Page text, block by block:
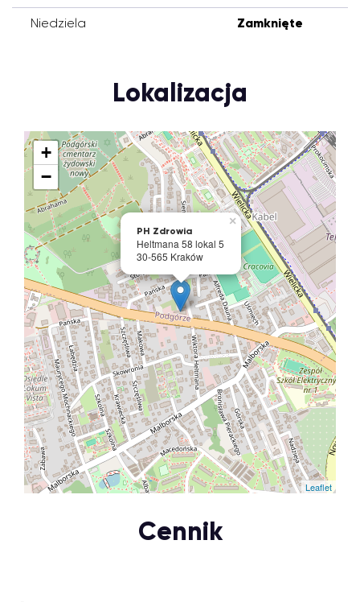
Niedziela Zamknięte
Lokalizacja
PH Zdrowia
Heltmana 58 lokal 5
30-565 Kraków
×
+
−
Leaflet
Cennik